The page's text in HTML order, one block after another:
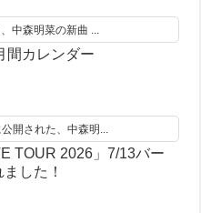
中森明菜の新曲 ...
間カレンダー
開された、中森明...
TOUR 2026」7/13バー
した！